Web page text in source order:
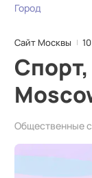
Город
Сайт Москвы
Общественные